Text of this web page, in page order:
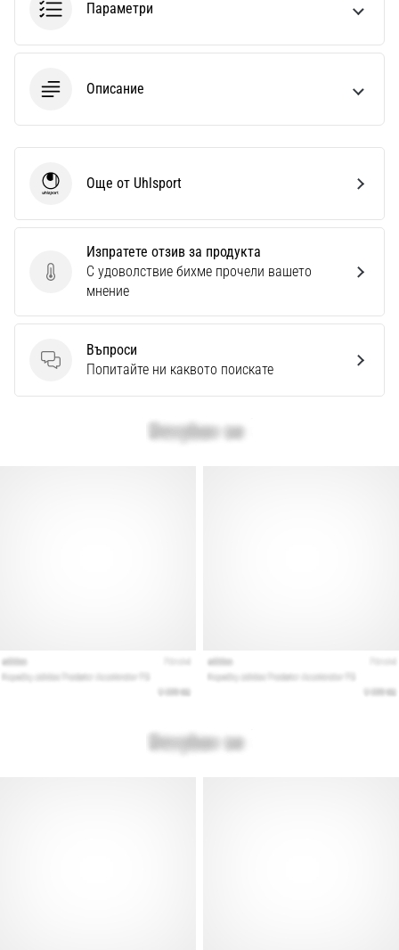
Параметри
Описание
Изпратете отзив за продукта
Изпратете отзив за продукта
С удоволствие бихме прочели вашето
мнение
Въпроси
Въпроси
Попитайте ни каквото поискате
UhlsportОще от Uhlsport